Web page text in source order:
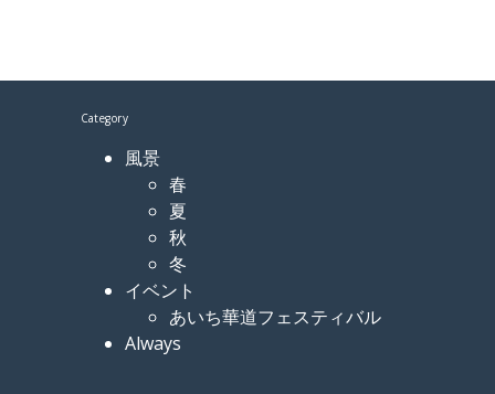
Category
風景
春
夏
秋
冬
イベント
あいち華道フェスティバル
Always